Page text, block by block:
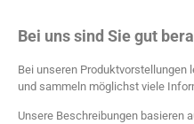
Bei uns sind Sie gut
Bei unseren
und sammeln möglichst viele
Unsere Beschreibungen basieren